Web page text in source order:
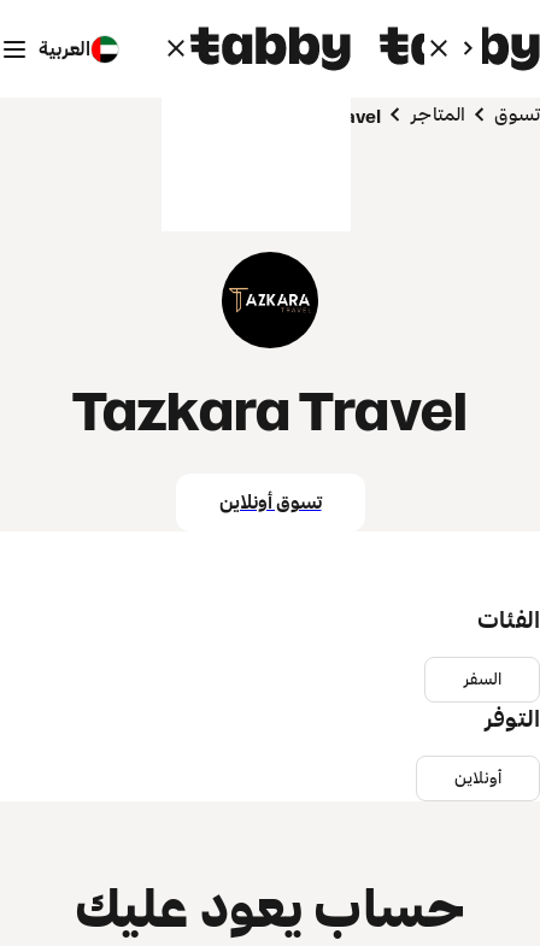
العربية
تسوق المتاجر Tazkara Travel
Tazkara Travel
تسوق أونلاين
الفئات
السفر
التوفر
أونلاين
حساب يعود عليك